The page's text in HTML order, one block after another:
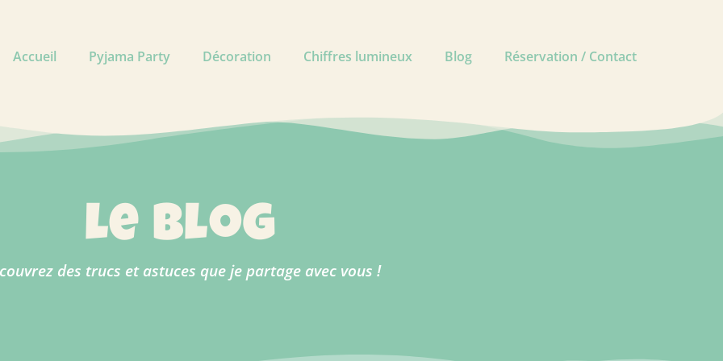
Accueil Pyjama Party Décoration Chiffres lumineux Blog Réservation / Contact
le blog
des trucs et astuces que je partage avec vous !